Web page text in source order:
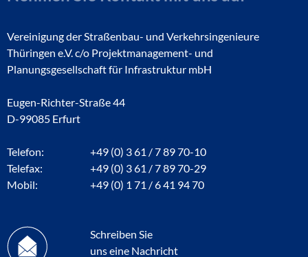
Vereinigung der Straßenbau- und Verkehrsingenieure
Thüringen e.V. c/o Projektmanagement- und
Planungsgesellschaft für Infrastruktur mbH
Eugen-Richter-Straße 44
D-99085 Erfurt
Telefon:
+49 (0) 3 61 / 7 89 70-10
Telefax:
+49 (0) 3 61 / 7 89 70-29
Mobil:
+49 (0) 1 71 / 6 41 94 70
Schreiben Sie
uns eine Nachricht